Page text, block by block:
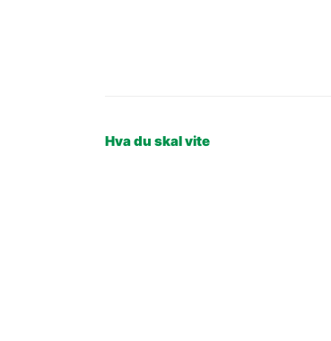
Hva du skal vite